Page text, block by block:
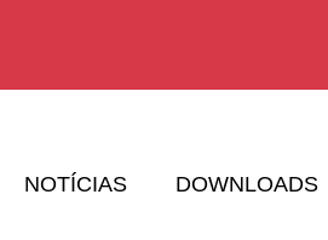
NOTÍCIAS DOWNLOADS